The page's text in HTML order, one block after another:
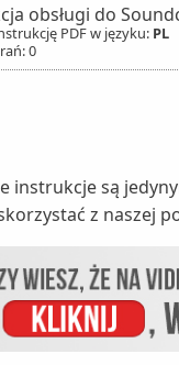
obsługi do
PDF w języku: PL
0
instrukcje są
z naszej